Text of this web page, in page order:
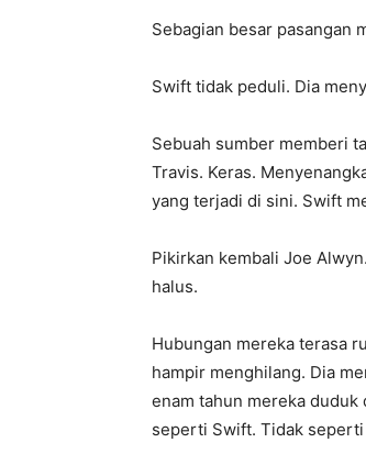
Sebagian besar pasangan
Swift tidak peduli. Dia
Sebuah sumber memberi
Travis. Keras.
yang terjadi di sini. Swift
Pikirkan kembali Joe
halus.
Hubungan mereka terasa
hampir menghilang. Dia
enam tahun mereka duduk
seperti Swift. Tidak